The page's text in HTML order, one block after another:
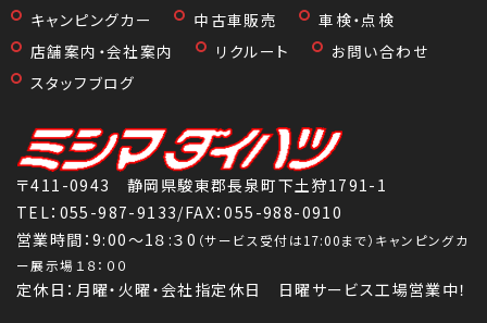
キャンピングカー
中古車販売
車検・点検
店舗案内・会社案内
リクルート
お問い合わせ
スタッフブログ
〒411-0943 静岡県駿東郡長泉町下土狩1791-1
TEL： 055-987-9133/FAX：055-988-0910
営業時間：9:00～1８:３0 （サービス受付は17:00まで）キャンピングカ
ー展示場１８：００
定休日：月曜・火曜・会社指定休日 日曜サービス工場営業中！